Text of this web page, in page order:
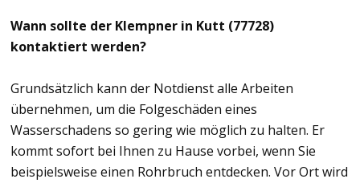
Wann sollte der Klempner in Kutt (77728)
kontaktiert werden?
Grundsätzlich kann der Notdienst alle Arbeiten
übernehmen, um die Folgeschäden eines
Wasserschadens so gering wie möglich zu halten. Er
kommt sofort bei Ihnen zu Hause vorbei, wenn Sie
beispielsweise einen Rohrbruch entdecken. Vor Ort wird